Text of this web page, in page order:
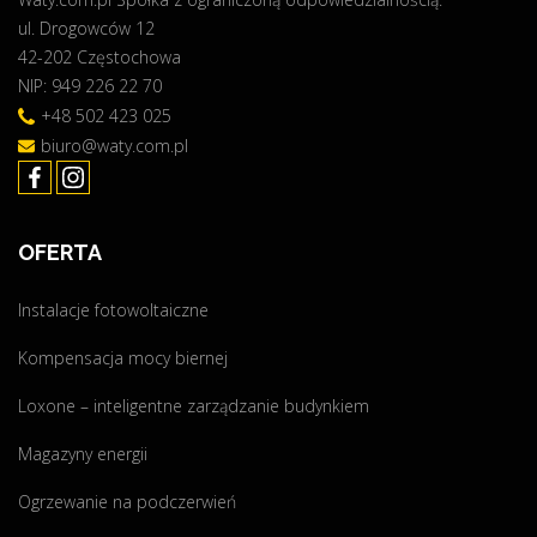
n
a
s
z
e
o
e
c
e
!
ul. Drogowców 12
42-202 Częstochowa
NIP: 949 226 22 70
+48 502 423 025
biuro@waty.com.pl
OFERTA
Instalacje fotowoltaiczne
Kompensacja mocy biernej
Loxone – inteligentne zarządzanie budynkiem
Magazyny energii
Ogrzewanie na podczerwień